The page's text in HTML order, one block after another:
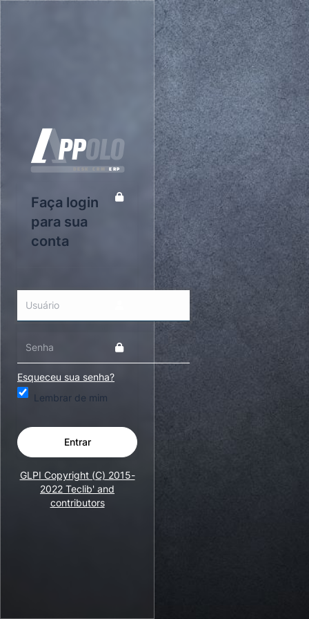
Faça login
para sua
conta
Esqueceu sua senha?
Lembrar de mim
Entrar
GLPI Copyright (C) 2015-
2022 Teclib' and
contributors